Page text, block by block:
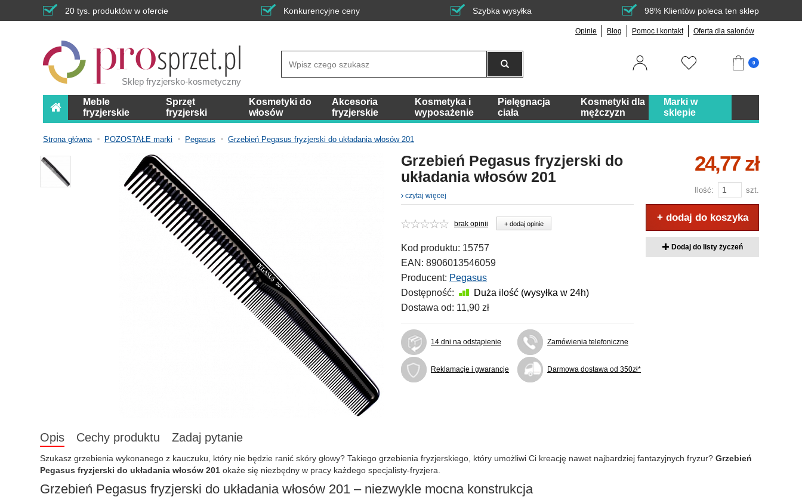
20 tys. produktów w ofercie Konkurencyjne ceny Szybka wysyłka 98% Klientów poleca ten sklep
Opinie Blog Pomoc i kontakt Oferta dla salonów
Sklep fryzjersko-kosmetyczny
0
Meble
fryzjerskie
Sprzęt
fryzjerski
Kosmetyki do
włosów
Akcesoria
fryzjerskie
Kosmetyka i
wyposażenie
Pielęgnacja
ciała
Kosmetyki dla
mężczyzn
Marki w
sklepie
Strona główna POZOSTAŁE marki Pegasus Grzebień Pegasus fryzjerski do układania włosów 201
Grzebień Pegasus fryzjerski do
układania włosów 201
czytaj więcej
brak opinii + dodaj opinie
Kod produktu: 15757
EAN: 8906013546059
Producent: Pegasus
Dostępność:
Duża ilość (wysyłka w 24h)
Dostawa od: 11,90 zł
14 dni na odstąpienie Zamówienia telefoniczne
Reklamacje i gwarancje Darmowa dostawa od 350zł*
24,77 zł
Ilość: szt.
+ dodaj do koszyka
Dodaj do listy życzeń
Opis Cechy produktu Zadaj pytanie
Szukasz grzebienia wykonanego z kauczuku, który nie będzie ranić skóry głowy? Takiego grzebienia fryzjerskiego, który umożliwi Ci kreację nawet najbardziej fantazyjnych fryzur? Grzebień
Pegasus fryzjerski do układania włosów 201 okaże się niezbędny w pracy każdego specjalisty-fryzjera.
Grzebień Pegasus fryzjerski do układania włosów 201 – niezwykle mocna konstrukcja